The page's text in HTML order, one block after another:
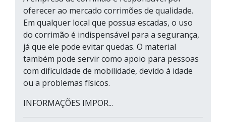
oferecer ao mercado corrimões de qualidade.
Em qualquer local que possua escadas, o uso
do corrimão é indispensável para a segurança,
já que ele pode evitar quedas. O material
também pode servir como apoio para pessoas
com dificuldade de mobilidade, devido à idade
ou a problemas físicos.
INFORMAÇÕES IMPOR...